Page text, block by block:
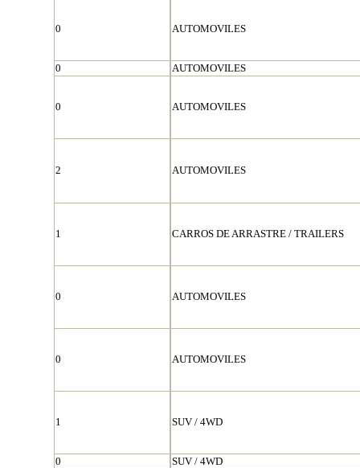
0 AUTOMOVILES
0 AUTOMOVILES
0 AUTOMOVILES
2 AUTOMOVILES
1 CARROS DE ARRASTRE / TRAILERS
0 AUTOMOVILES
0 AUTOMOVILES
1 SUV / 4WD
0 SUV / 4WD